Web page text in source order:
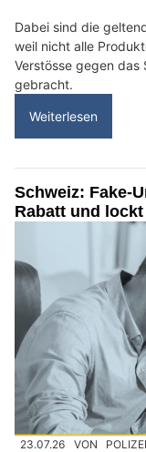
Dabei sind die
weil nicht alle
Verstösse gegen
gebracht.
Weiterlesen
Schweiz: Fake-
Rabatt und
23.07.26 VON